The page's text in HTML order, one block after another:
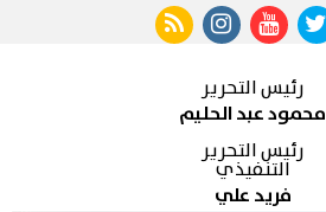
رئيس التحرير
محمود عبد الحليم
رئيس التحرير
التنفيذي
فريد علي